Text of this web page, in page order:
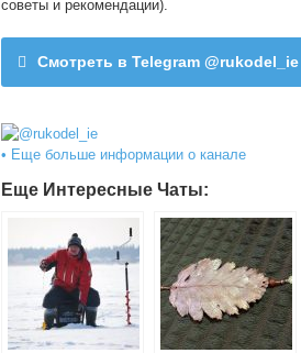
советы и рекомендации).
Смотреть в Telegram @rukodel_ie
• Еще больше информации о канале
Еще Интересные Чаты: